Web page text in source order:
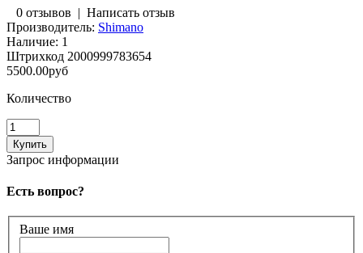
0 отзывов | Написать отзыв
Производитель: Shimano
Наличие: 1
Штрихкод 2000999783654
5500.00руб
Количество
Запрос информации
Есть вопрос?
Ваше имя